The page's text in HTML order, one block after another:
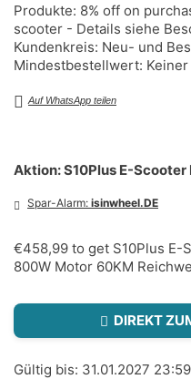
Produkte: 8% off on
scooter - Details siehe
Kundenkreis: Neu- und
Mindestbestellwert: Keiner
Auf WhatsApp teilen
Aktion: S10Plus E-
Spar-Alarm: isinwheel.DE
€458,99 to get S10Plus E-
800W Motor 60KM
DIREKT
Gültig bis: 31.01.2027